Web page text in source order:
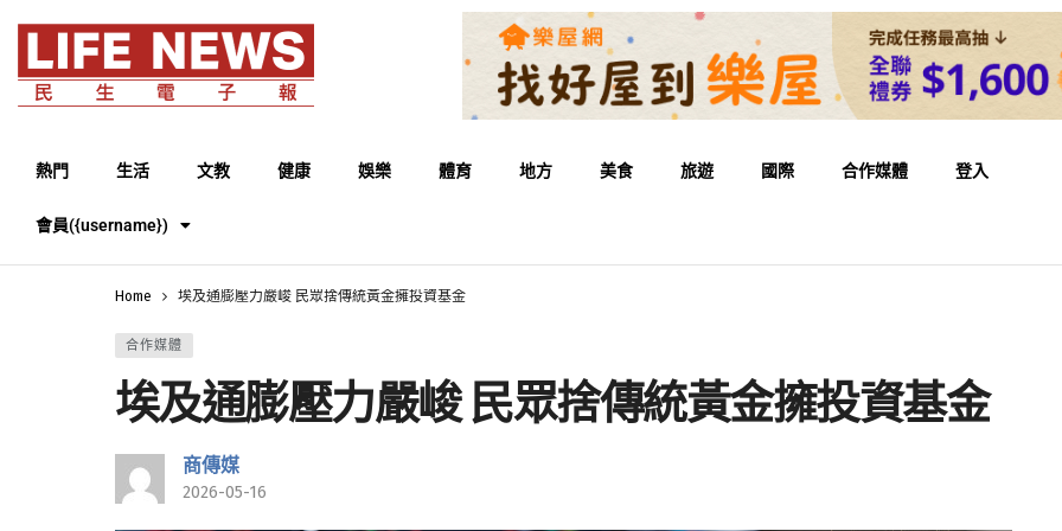
熱門 生活 文教 健康 娛樂 體育 地方 美食 旅遊 國際 合作媒體 登入
會員({username})
Home 埃及通膨壓力嚴峻 民眾捨傳統黃金擁投資基金
合作媒體
埃及通膨壓力嚴峻 民眾捨傳統黃金擁投資基金
商傳媒
2026-05-16